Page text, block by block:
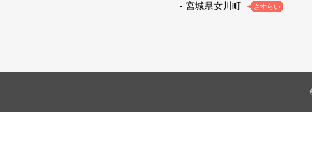
宮城県女川町 さすらい